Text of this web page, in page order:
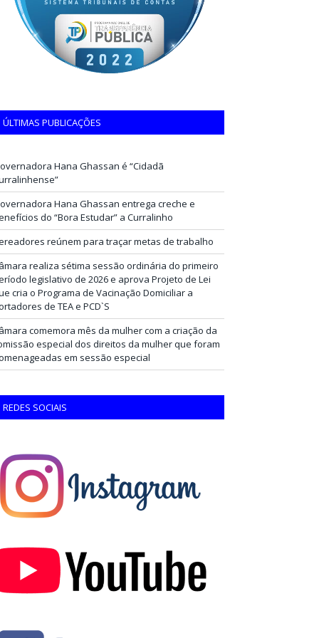
ÚLTIMAS PUBLICAÇÕES
Hana Ghassan é “Cidadã
Hana Ghassan entrega creche e
do “Bora Estudar” a Curralinho
reúnem para traçar metas de trabalho
realiza sétima sessão ordinária do primeiro
legislativo de 2026 e aprova Projeto de Lei
cria o Programa de Vacinação Domiciliar a
de TEA e PCD`S
comemora mês da mulher com a criação da
especial dos direitos da mulher que foram
em sessão especial
REDES SOCIAIS